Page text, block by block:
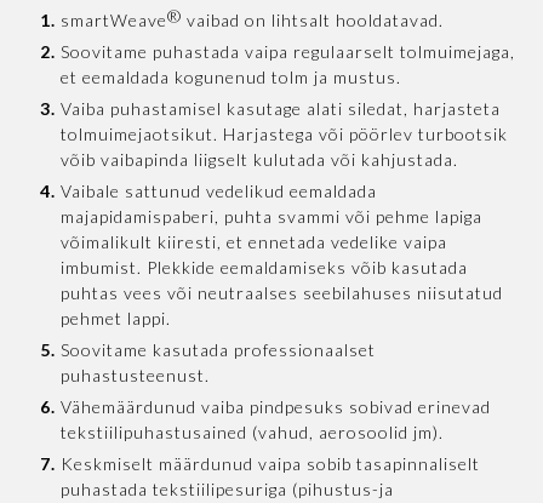
smartWeave® vaibad on lihtsalt hooldatavad.
Soovitame puhastada vaipa regulaarselt tolmuimejaga,
et eemaldada kogunenud tolm ja mustus.
Vaiba puhastamisel kasutage alati siledat, harjasteta
tolmuimejaotsikut. Harjastega või pöörlev turbootsik
võib vaibapinda liigselt kulutada või kahjustada.
Vaibale sattunud vedelikud eemaldada
majapidamispaberi, puhta svammi või pehme lapiga
võimalikult kiiresti, et ennetada vedelike vaipa
imbumist. Plekkide eemaldamiseks võib kasutada
puhtas vees või neutraalses seebilahuses niisutatud
pehmet lappi.
Soovitame kasutada professionaalset
puhastusteenust.
Vähemäärdunud vaiba pindpesuks sobivad erinevad
tekstiilipuhastusained (vahud, aerosoolid jm).
Keskmiselt määrdunud vaipa sobib tasapinnaliselt
puhastada tekstiilipesuriga (pihustus-ja